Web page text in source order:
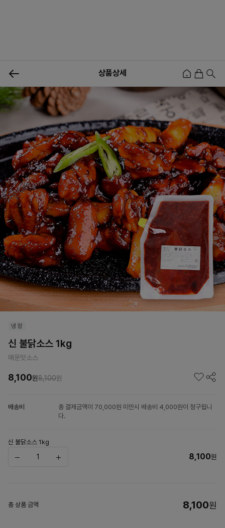
신상품행사상품이벤트 메뉴쇼핑사업자등업신청
상품상세
신 불닭소스 1kg
매운맛소스
8,100원8,100원
배송비
총 결제금액이 70,000원 미만시 배송비 4,000원이 청구됩니
다.
신 불닭소스 1kg
8,100원
총 상품 금액 8,100원